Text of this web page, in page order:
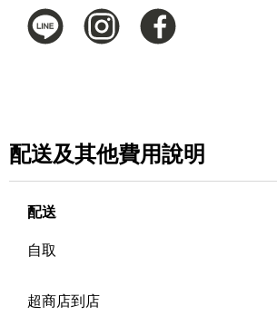
配送及其他費用說明
配送
自取
超商店到店